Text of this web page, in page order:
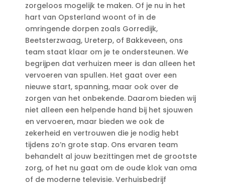
zorgeloos mogelijk te maken.​ Of je nu in het
hart van Opsterland woont of in de
omringende dorpen zoals Gorredijk,
Beetsterzwaag, Ureterp, of Bakkeveen, ons
team staat klaar om je te ondersteunen.​ We
begrijpen dat verhuizen meer is dan alleen het
vervoeren van spullen.​ Het gaat over een
nieuwe start, spanning, maar ook over de
zorgen van het onbekende.​ Daarom bieden wij
niet alleen een helpende hand bij het sjouwen
en vervoeren, maar bieden we ook de
zekerheid en vertrouwen die je nodig hebt
tijdens zo’n grote stap.​ Ons ervaren team
behandelt al jouw bezittingen met de grootste
zorg, of het nu gaat om de oude klok van oma
of de moderne televisie.​ Verhuisbedrijf